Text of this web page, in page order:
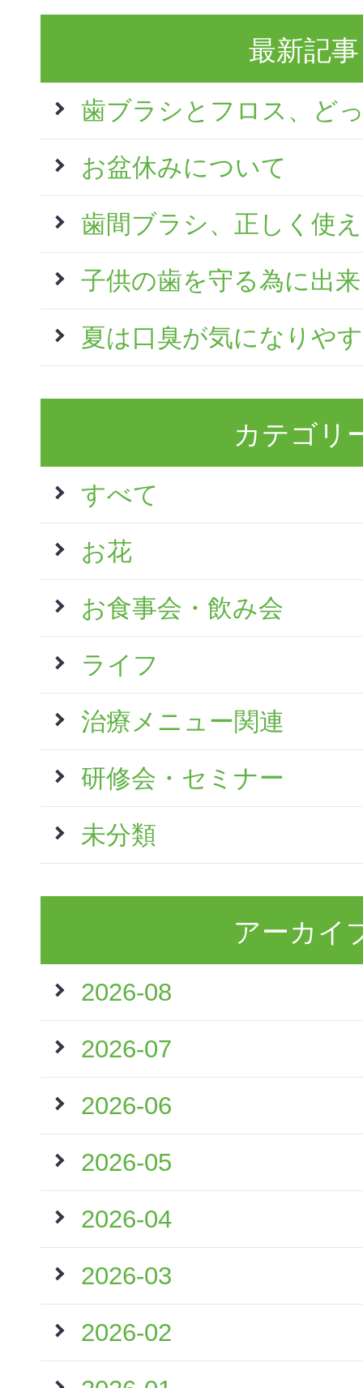
最新記事
歯ブラシとフロス、ど
お盆休みについて
歯間ブラシ、正しく使
子供の歯を守る為に出
夏は口臭が気になりや
カテゴリ
すべて
お花
お食事会・飲み会
ライフ
治療メニュー関連
研修会・セミナー
未分類
アーカイ
2026-08
2026-07
2026-06
2026-05
2026-04
2026-03
2026-02